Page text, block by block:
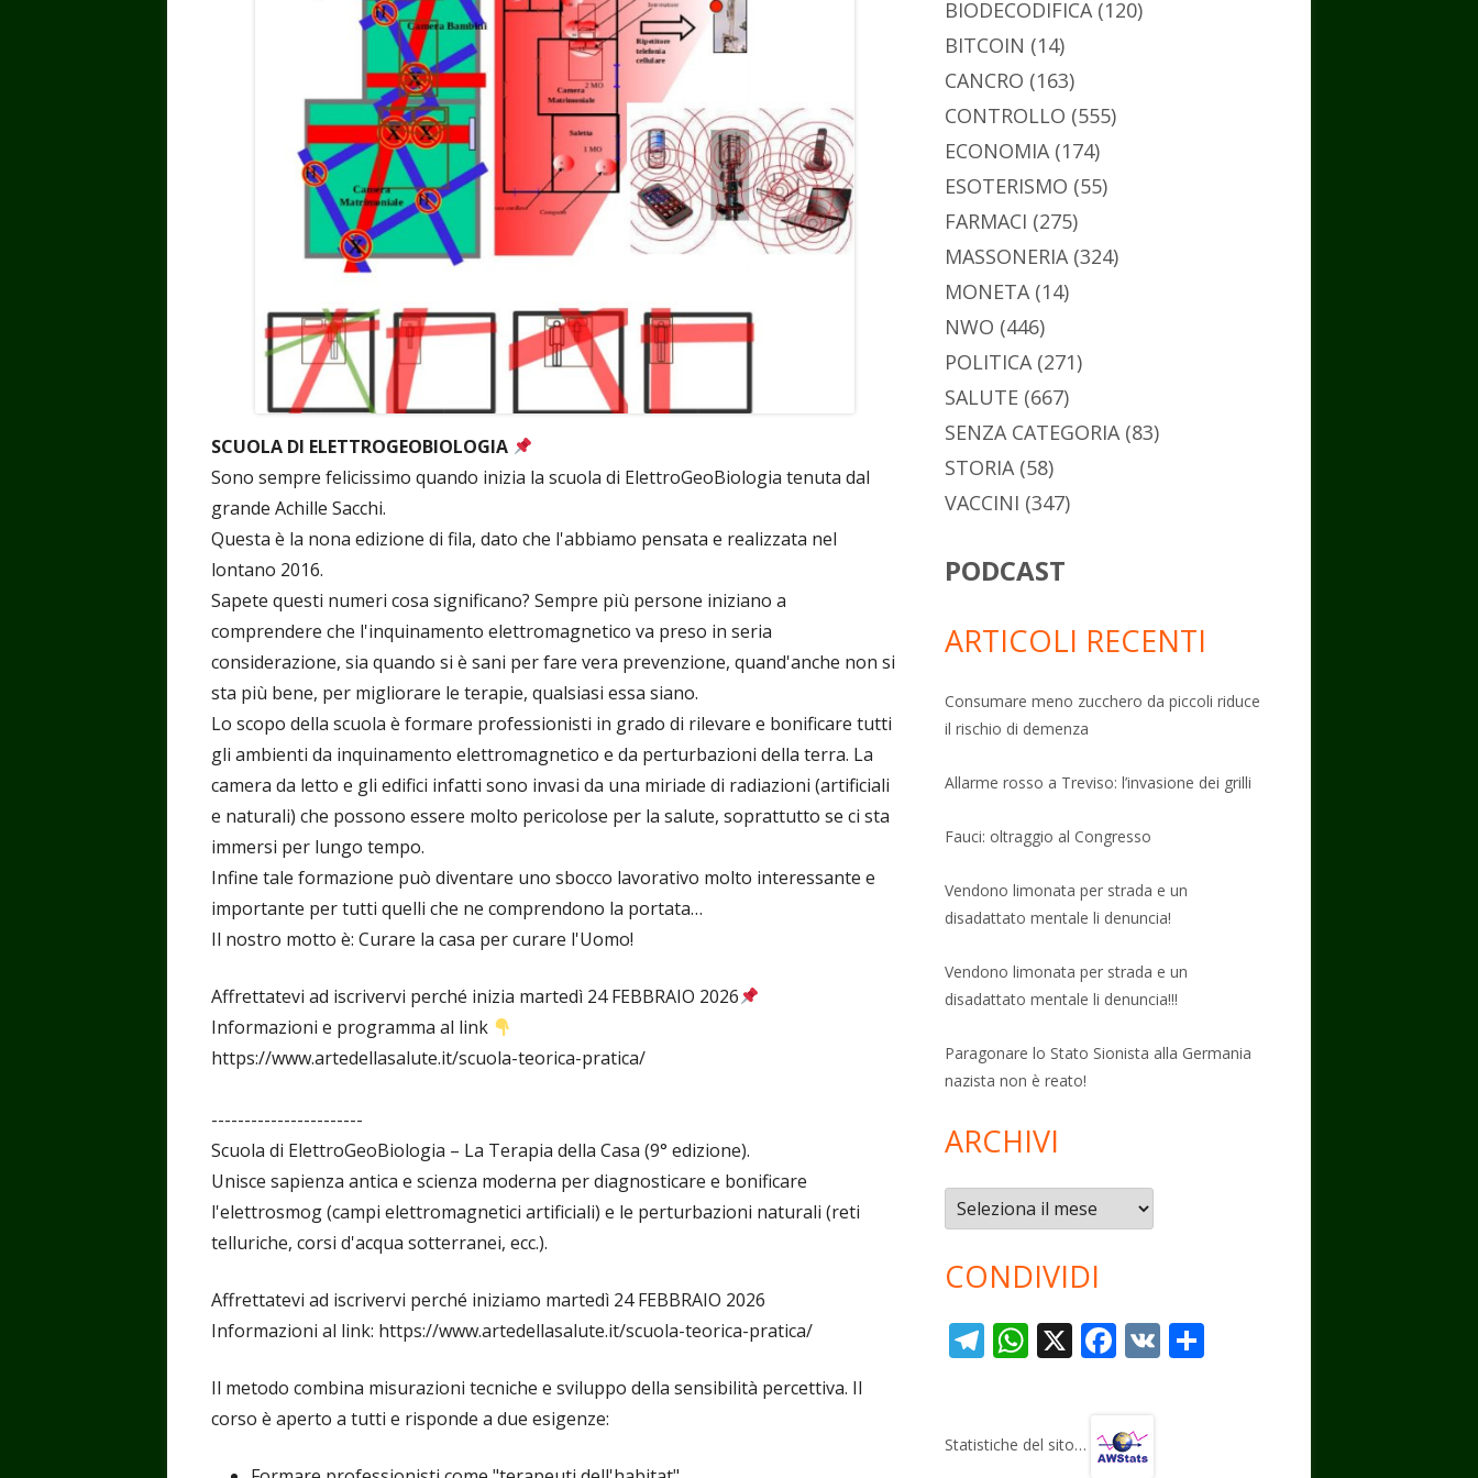
SCUOLA DI ELETTROGEOBIOLOGIA
Sono sempre felicissimo quando inizia la scuola di ElettroGeoBiologia tenuta dal
grande Achille Sacchi.
Questa è la nona edizione di fila, dato che l'abbiamo pensata e realizzata nel
lontano 2016.
Sapete questi numeri cosa significano? Sempre più persone iniziano a
comprendere che l'inquinamento elettromagnetico va preso in seria
considerazione, sia quando si è sani per fare vera prevenzione, quand'anche non si
sta più bene, per migliorare le terapie, qualsiasi essa siano.
Lo scopo della scuola è formare professionisti in grado di rilevare e bonificare tutti
gli ambienti da inquinamento elettromagnetico e da perturbazioni della terra. La
camera da letto e gli edifici infatti sono invasi da una miriade di radiazioni (artificiali
e naturali) che possono essere molto pericolose per la salute, soprattutto se ci sta
immersi per lungo tempo.
Infine tale formazione può diventare uno sbocco lavorativo molto interessante e
importante per tutti quelli che ne comprendono la portata…
Il nostro motto è: Curare la casa per curare l'Uomo!
Affrettatevi ad iscrivervi perché inizia martedì 24 FEBBRAIO 2026
Informazioni e programma al link
https://www.artedellasalute.it/scuola-teorica-pratica/
-----------------------
Scuola di ElettroGeoBiologia – La Terapia della Casa (9° edizione).
Unisce sapienza antica e scienza moderna per diagnosticare e bonificare
l'elettrosmog (campi elettromagnetici artificiali) e le perturbazioni naturali (reti
telluriche, corsi d'acqua sotterranei, ecc.).
Affrettatevi ad iscrivervi perché iniziamo martedì 24 FEBBRAIO 2026
Informazioni al link: https://www.artedellasalute.it/scuola-teorica-pratica/
Il metodo combina misurazioni tecniche e sviluppo della sensibilità percettiva. Il
corso è aperto a tutti e risponde a due esigenze:
BIODECODIFICA(120)
BITCOIN (14)
CANCRO (163)
CONTROLLO (555)
ECONOMIA(174)
ESOTERISMO (55)
FARMACI (275)
MASSONERIA(324)
MONETA(14)
NWO (446)
POLITICA(271)
SALUTE (667)
SENZA CATEGORIA(83)
STORIA(58)
VACCINI (347)
PODCAST
ARTICOLI RECENTI
Consumare meno zucchero da piccoli riduce
il rischio di demenza
Allarme rosso a Treviso: l’invasione dei grilli
Fauci: oltraggio al Congresso
Vendono limonata per strada e un
disadattato mentale li denuncia!
Vendono limonata per strada e un
disadattato mentale li denuncia!!!
Paragonare lo Stato Sionista alla Germania
nazista non è reato!
ARCHIVI
Archivi
CONDIVIDI
T
gr
W
s
X F
b
V
Statistiche del sito…